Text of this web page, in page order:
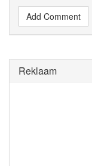
Add Comment
Reklaam